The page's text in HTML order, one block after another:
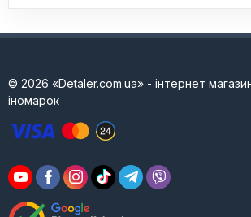
© 2026 «Detaler.com.ua» - інтернет
іномарок